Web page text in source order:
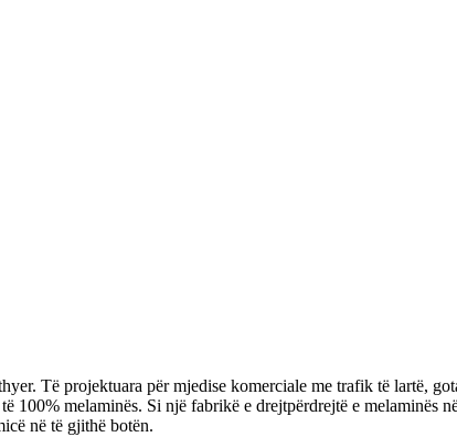
Të projektuara për mjedise komerciale me trafik të lartë,
100% melaminës. Si një fabrikë e drejtpërdrejtë e
në të gjithë botën.